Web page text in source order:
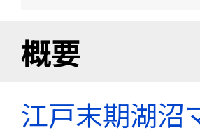
概要
江戸末期湖沼